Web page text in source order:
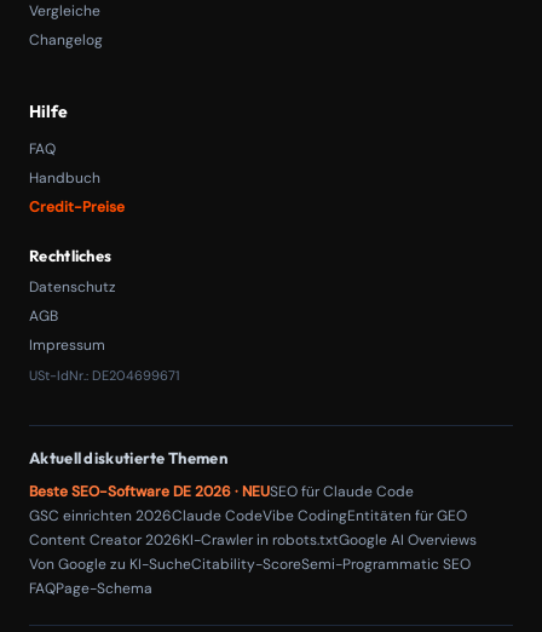
Vergleiche
Changelog
Hilfe
FAQ
Handbuch
Credit-Preise
Rechtliches
Datenschutz
AGB
Impressum
USt-IdNr.: DE204699671
Aktuell diskutierte Themen
Beste SEO-Software DE 2026 · NEUSEO für Claude Code
GSC einrichten 2026Claude CodeVibe CodingEntitäten für GEO
Content Creator 2026KI-Crawler in robots.txtGoogle AI Overviews
Von Google zu KI-SucheCitability-ScoreSemi-Programmatic SEO
FAQPage-Schema